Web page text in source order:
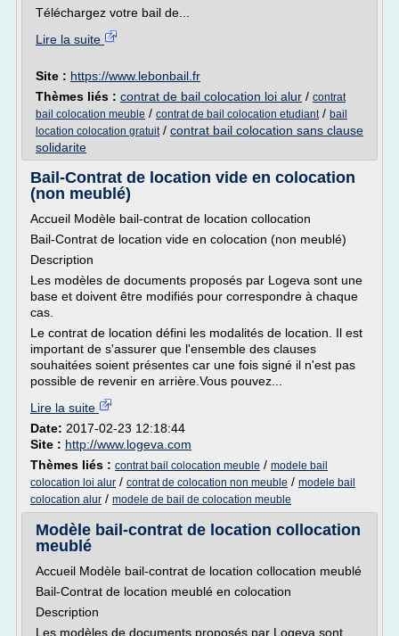
Téléchargez votre bail de...
Lire la suite
Site : https://www.lebonbail.fr
Thèmes liés : contrat de bail colocation loi alur / contrat
bail colocation meuble / contrat de bail colocation etudiant/ bail
location colocation gratuit/ contrat bail colocation sans clause
solidarite
Bail-Contrat de location vide en colocation
(non meublé)
Accueil Modèle bail-contrat de location collocation
Bail-Contrat de location vide en colocation (non meublé)
Description
Les modèles de documents proposés par Logeva sont une
base et doivent être modifiés pour correspondre à chaque
cas.
Le contrat de location défini les modalités de location. Il est
important de s'assurer que l'ensemble des clauses
souhaitées soient présentes car une fois signé il n'est pas
possible de revenir en arrière.Vous pouvez...
Lire la suite
Date: 2017-02-23 12:18:44
Site : http://www.logeva.com
Thèmes liés : contrat bail colocation meuble / modele bail
colocation loi alur / contrat de colocation non meuble / modele bail
colocation alur / modele de bail de colocation meuble
Modèle bail-contrat de location collocation
meublé
Accueil Modèle bail-contrat de location collocation meublé
Bail-Contrat de location meublé en colocation
Description
Les modèles de documents proposés par Logeva sont